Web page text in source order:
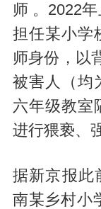
师 。2022
担任某小学
师身份，以
被害人（均
六年级教室
进行猥亵、
据新京报此
南某乡村小